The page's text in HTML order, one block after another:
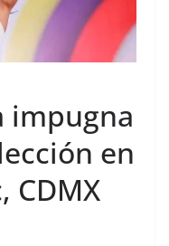
impugna
en
CDMX